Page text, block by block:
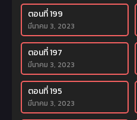
ตอนที่ 199
มีนาคม 3, 2023
ตอนที่ 197
มีนาคม 3, 2023
ตอนที่ 195
มีนาคม 3, 2023